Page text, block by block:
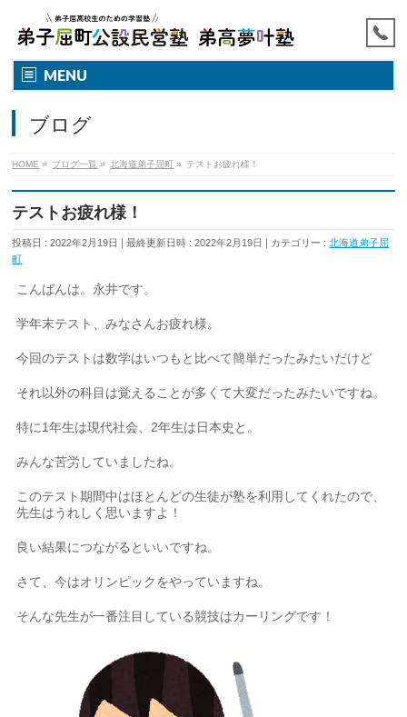
MENU
ブログ
HOME » ブログ一覧 » 北海道弟子屈町 » テストお疲れ様！
テストお疲れ様！
投稿日 : 2022年2月19日 最終更新日時 : 2022年2月19日 カテゴリー :北海道弟子屈
町
こんばんは。永井です。
学年末テスト、みなさんお疲れ様。
今回のテストは数学はいつもと比べて簡単だったみたいだけど
それ以外の科目は覚えることが多くて大変だったみたいですね。
特に1年生は現代社会、2年生は日本史と。
みんな苦労していましたね。
このテスト期間中はほとんどの生徒が塾を利用してくれたので、
先生はうれしく思いますよ！
良い結果につながるといいですね。
さて、今はオリンピックをやっていますね。
そんな先生が一番注目している競技はカーリングです！